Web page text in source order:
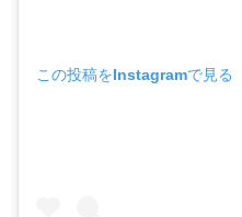
この投稿をInstagramで見る